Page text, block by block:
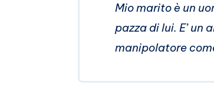
Mio marito è un
pazza di lui. E’ un
manipolatore